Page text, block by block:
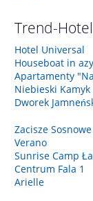
Trend-
Hotel Universal
Houseboat in
Apartamenty
Niebieski Kamyk
Dworek
Zacisze Sosnowe
Verano
Sunrise Camp
Centrum Fala 1
Arielle